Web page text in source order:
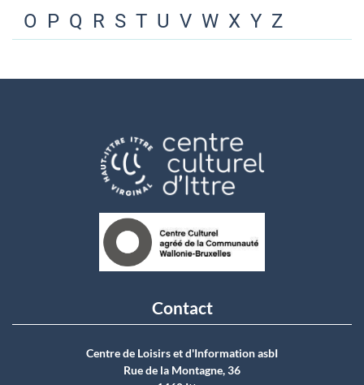
O P Q R S T U V W X Y Z
Contact
Centre de Loisirs et d'Information asbI
Rue de la Montagne, 36